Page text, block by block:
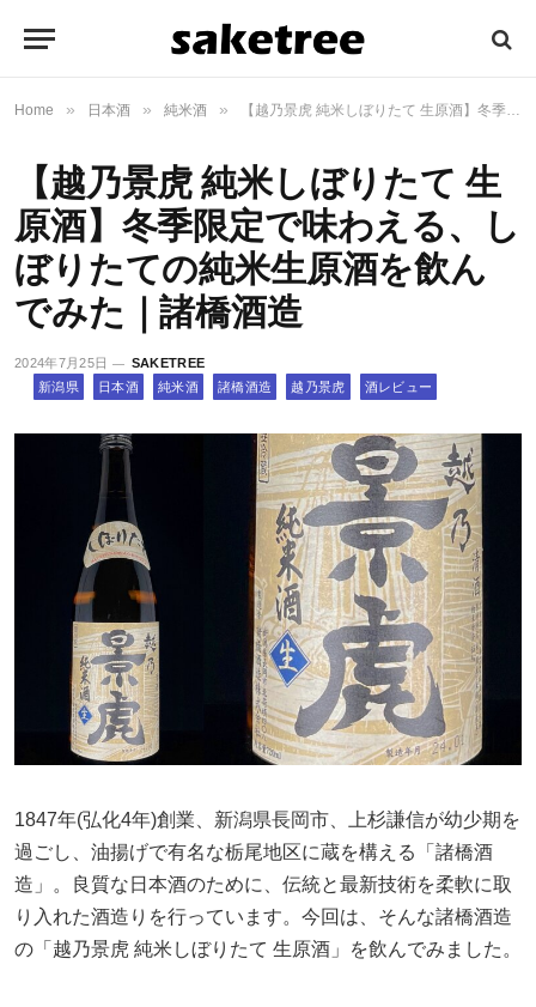
Home » 日本酒 » 純米酒 » 【越乃景虎 純米しぼりたて 生原酒】冬季限定で味わえる、しぼりたての純米生原酒を飲んでみた｜諸橋酒造
【越乃景虎 純米しぼりたて 生
原酒】冬季限定で味わえる、し
ぼりたての純米生原酒を飲ん
でみた｜諸橋酒造
2024年7月25日 SAKETREE
新潟県 日本酒 純米酒 諸橋酒造 越乃景虎 酒レビュー
1847年(弘化4年)創業、新潟県長岡市、上杉謙信が幼少期を
過ごし、油揚げで有名な栃尾地区に蔵を構える「諸橋酒
造」。良質な日本酒のために、伝統と最新技術を柔軟に取
り入れた酒造りを行っています。今回は、そんな諸橋酒造
の「越乃景虎 純米しぼりたて 生原酒」を飲んでみました。